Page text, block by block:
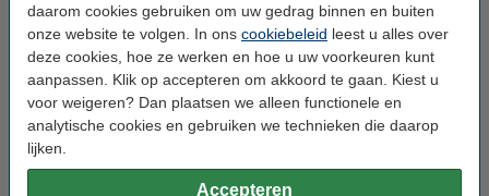
daarom cookies gebruiken om uw gedrag binnen en buiten
onze website te volgen. In ons cookiebeleid leest u alles over
deze cookies, hoe ze werken en hoe u uw voorkeuren kunt
aanpassen. Klik op accepteren om akkoord te gaan. Kiest u
voor weigeren? Dan plaatsen we alleen functionele en
analytische cookies en gebruiken we technieken die daarop
lijken.
Accepteren
45 x 80 mm (bxh)
Beschermingsniveau: IP20
Branduren: 15.000 uur
Aan/uitschakelingen: 20.000
Energielabel: D